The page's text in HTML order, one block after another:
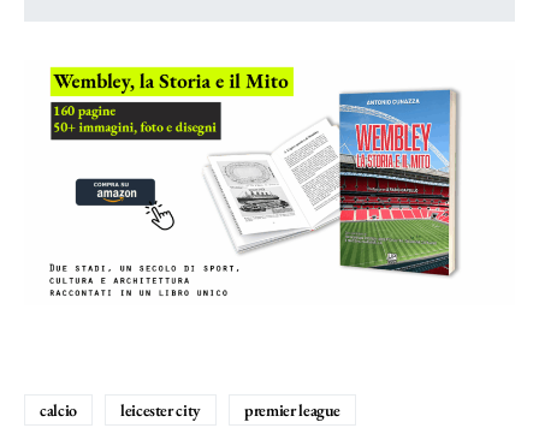
calcio leicester city premier league